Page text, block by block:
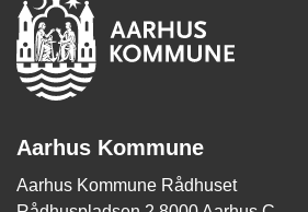
Aarhus Kommune
Aarhus Kommune Rådhuset